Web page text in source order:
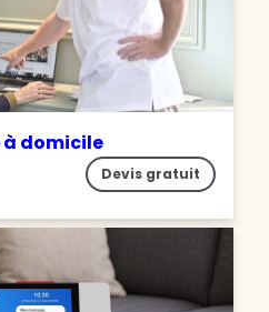
domicile
Devis gratuit